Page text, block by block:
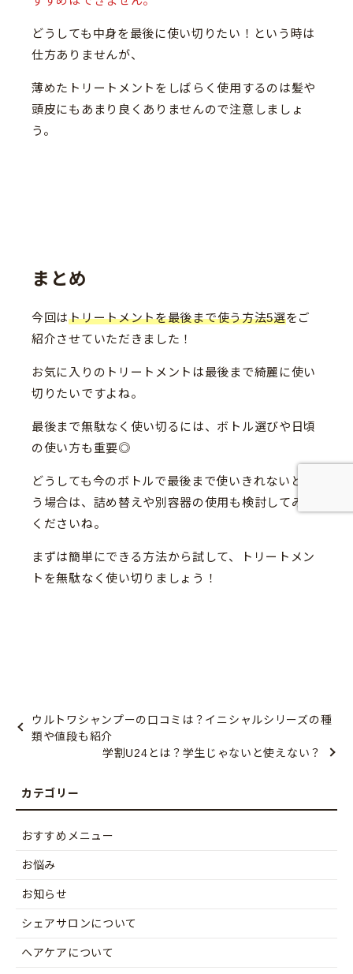
どうしても中身を最後に使い切りたい！という時は
仕方ありませんが、
薄めたトリートメントをしばらく使用するのは髪や
頭皮にもあまり良くありませんので注意しましょ
う。
まとめ
今回はトリートメントを最後まで使う方法5選をご
紹介させていただきました！
お気に入りのトリートメントは最後まで綺麗に使い
切りたいですよね。
最後まで無駄なく使い切るには、ボトル選びや日頃
の使い方も重要◎
どうしても今のボトルで最後まで使いきれないとい
う場合は、詰め替えや別容器の使用も検討してみて
くださいね。
まずは簡単にできる方法から試して、トリートメン
トを無駄なく使い切りましょう！
ウルトワシャンプーの口コミは？イニシャルシリーズの種
類や値段も紹介
学割U24とは？学生じゃないと使えない？
おすすめメニュー
お悩み
お知らせ
シェアサロンについて
ヘアケアについて